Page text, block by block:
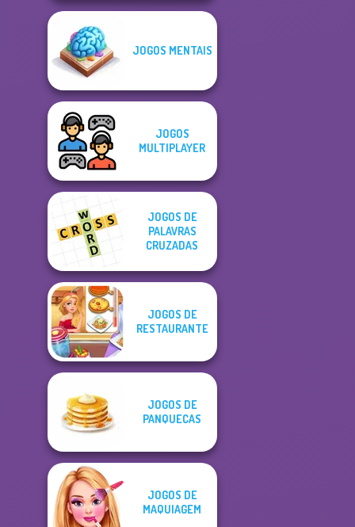
JOGOS MENTAIS
JOGOS
MULTIPLAYER
JOGOS DE
PALAVRAS
CRUZADAS
JOGOS DE
RESTAURANTE
JOGOS DE
PANQUECAS
JOGOS DE
MAQUIAGEM